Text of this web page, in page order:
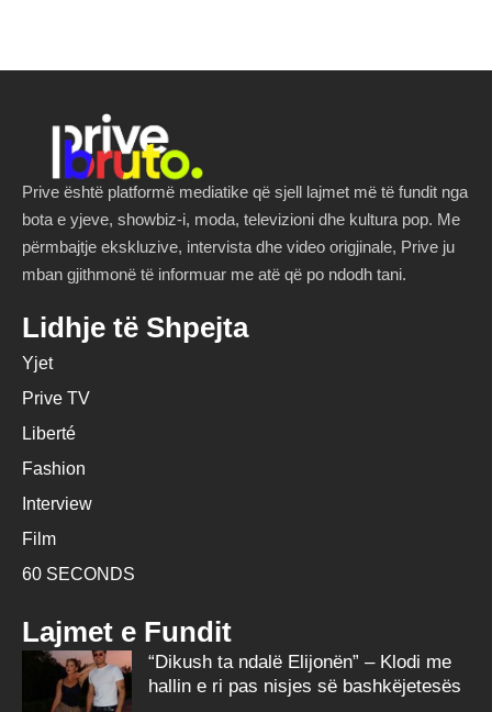
Prive është platformë mediatike që sjell lajmet më të fundit nga
bota e yjeve, showbiz-i, moda, televizioni dhe kultura pop. Me
përmbajtje ekskluzive, intervista dhe video origjinale, Prive ju
mban gjithmonë të informuar me atë që po ndodh tani.
Lidhje të Shpejta
Yjet
Prive TV
Liberté
Fashion
Interview
Film
60 SECONDS
Lajmet e Fundit
“Dikush ta ndalë Elijonën” – Klodi me
hallin e ri pas nisjes së bashkëjetesës